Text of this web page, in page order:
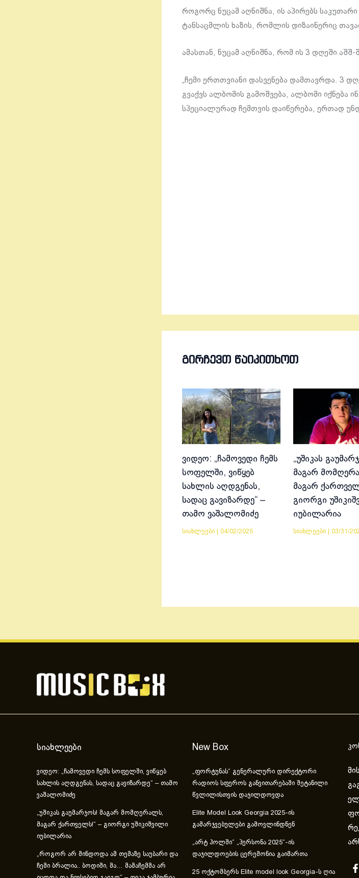
როგორც ნუცამ აღნიშნა, ის აპირებს საკუთარი
ტანსაცმლის ხაზის, რომლის დიზაინერიც
ამასთან, ნუცამ აღნიშნა, რომ ის 3 დღეში აშშ-
„ჩემი ერთთვიანი დასვენება დამთავრდა. 3
გვაქვს ალბომის გამოშვება, ალბომი იქნება
სპეციალურად ჩემთვის დაიწერება, ერთად
ᲒᲘᲠᲩᲔᲕᲗ ᲬᲐᲘᲙᲘᲗᲮᲝᲗ
ვიდეო: „ჩამოვედი ჩემს
სოფელში, ვიწყებ
სახლის აღდგენას,
სადაც გავიზარდე“ –
თამო ვაშალომიძე
სიახლეები 04/02/2025
„უშიკას
მაგარ
მაგარ
გიორგი
იუბილარია
სიახლეები |03/31/
სიახლეები
ვიდეო: „ჩამოვედი ჩემს სოფელში, ვიწყებ
სახლის აღდგენას, სადაც გავიზარდე“ – თამო
ვაშალომიძე
„უშიკას გაუმარჯოს! მაგარ მომღერალს,
მაგარ ქართველს!“ – გიორგი უშიკიშვილი
იუბილარია
„როგორ არ მინდოდა ამ თემაზე საუბარი და
ჩემი ბრალია.. ბოდიში, მა… მამაჩემმა არ
New Box
„ფორტუნას“ გენერალური დირექტორი
რადიოს სფეროს განვითარებაში შეტანილი
წვლილისთვის დაჯილდოვდა
Elite Model Look Georgia 2025-ის
გამარჯვებულები გამოვლინდნენ
„არტ ჰოლში“ „პერსონა 2025“-ის
დაჯილდოების ცერემონია გაიმართა
25 ოქტომბერს Elite model look Georgia-ს ღია